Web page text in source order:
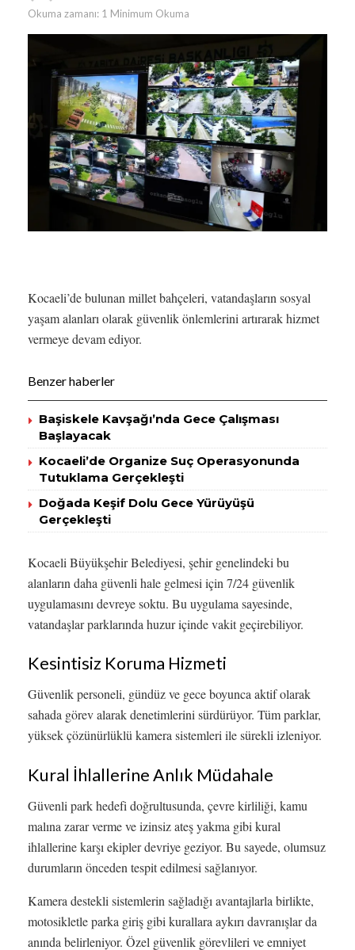
Okuma zamanı: 1 Minimum Okuma
Kocaeli’de bulunan millet bahçeleri, vatandaşların sosyal
yaşam alanları olarak güvenlik önlemlerini artırarak hizmet
vermeye devam ediyor.
Benzer haberler
Başiskele Kavşağı’nda Gece Çalışması
Başlayacak
Kocaeli’de Organize Suç Operasyonunda
Tutuklama Gerçekleşti
Doğada Keşif Dolu Gece Yürüyüşü
Gerçekleşti
Kocaeli Büyükşehir Belediyesi, şehir genelindeki bu
alanların daha güvenli hale gelmesi için 7/24 güvenlik
uygulamasını devreye soktu. Bu uygulama sayesinde,
vatandaşlar parklarında huzur içinde vakit geçirebiliyor.
Kesintisiz Koruma Hizmeti
Güvenlik personeli, gündüz ve gece boyunca aktif olarak
sahada görev alarak denetimlerini sürdürüyor. Tüm parklar,
yüksek çözünürlüklü kamera sistemleri ile sürekli izleniyor.
Kural İhlallerine Anlık Müdahale
Güvenli park hedefi doğrultusunda, çevre kirliliği, kamu
malına zarar verme ve izinsiz ateş yakma gibi kural
ihlallerine karşı ekipler devriye geziyor. Bu sayede, olumsuz
durumların önceden tespit edilmesi sağlanıyor.
Kamera destekli sistemlerin sağladığı avantajlarla birlikte,
motosikletle parka giriş gibi kurallara aykırı davranışlar da
anında belirleniyor. Özel güvenlik görevlileri ve emniyet